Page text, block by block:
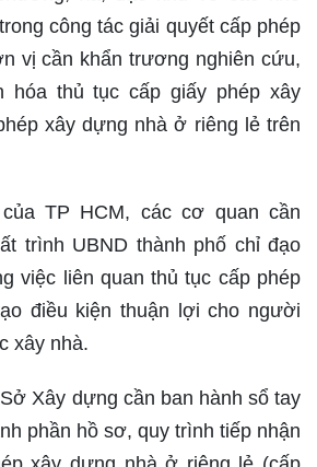
công tác giải quyết cấp phép
vị cần khẩn trương nghiên cứu,
hóa thủ tục cấp giấy phép xây
xây dựng nhà ở riêng lẻ trên
TP HCM, các cơ quan cần
trình UBND thành phố chỉ đạo
việc liên quan thủ tục cấp phép
điều kiện thuận lợi cho người
xây nhà.
Xây dựng cần ban hành sổ tay
phần hồ sơ, quy trình tiếp nhận